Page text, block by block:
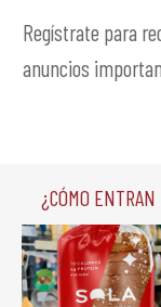
Regístrate para
anuncios
¿Cómo